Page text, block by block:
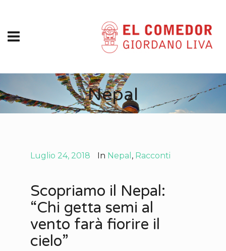
Nepal
Luglio 24, 2018 In Nepal , Racconti
Scopriamo il Nepal:
“Chi getta semi al
vento farà fiorire il
cielo”